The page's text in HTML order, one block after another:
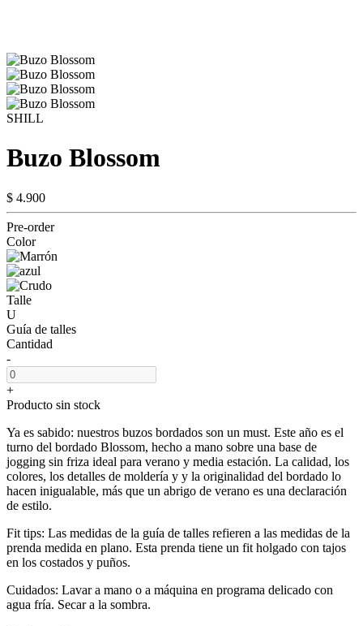
SHILL
Buzo Blossom
$ 4.900
Pre-order
Color
Talle
U
Guía de talles
Cantidad
-
+
Producto sin stock
Ya es sabido: nuestros buzos bordados son un must. Este año es el
turno del bordado Blossom, hecho a mano sobre una base de
jogging sin friza ideal para verano y media estación. La calidad, los
colores, los detalles de moldería y y la originalidad del bordado lo
hacen inigualable, más que un abrigo de verano es una declaración
de estilo.
Fit tips: Las medidas de la guía de talles refieren a las medidas de la
prenda medida en plano. Esta prenda tiene un fit holgado con tajos
en los costados y puños.
Cuidados: Lavar a mano o a máquina en programa delicado con
agua fría. Secar a la sombra.